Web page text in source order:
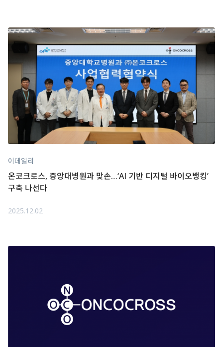
이데일리
온코크로스, 중앙대병원과 맞손…‘AI 기반 디지털 바이오뱅킹’
구축 나선다
2025.12.02